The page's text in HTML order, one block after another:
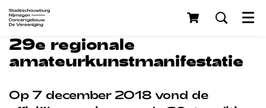
Menu
29e regionale
amateurkunstmanifestatie
Op 7 december 2018 vond de